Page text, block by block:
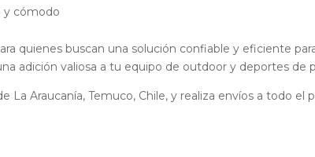
y cómodo
quienes buscan una solución confiable y eficiente
adición valiosa a tu equipo de outdoor y deportes de
La Araucanía, Temuco, Chile, y realiza envíos a todo